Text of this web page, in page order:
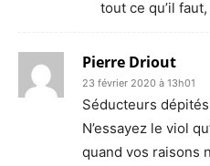
tout ce qu’il
Pierre Driout
23 février 2020 à 13h01
Séducteurs
N’essayez le viol
quand vos raisons